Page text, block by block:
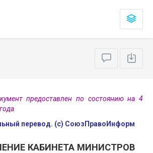
предоставлен по состоянию на 4
перевод. (с) СоюзПравоИнформ
КАБИНЕТА МИНИСТРОВ